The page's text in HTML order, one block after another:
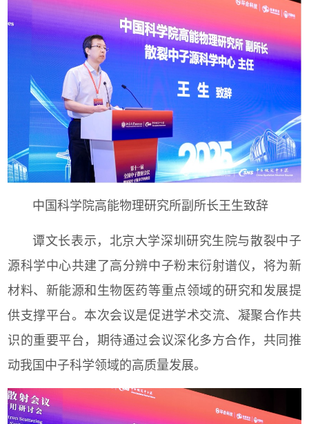
中国科学院高能物理研究所副所长王生致辞
谭文长表示，北京大学深圳研究生院与散裂中子
源科学中心共建了高分辨中子粉末衍射谱仪，将为新
材料、新能源和生物医药等重点领域的研究和发展提
供支撑平台。本次会议是促进学术交流、凝聚合作共
识的重要平台，期待通过会议深化多方合作，共同推
动我国中子科学领域的高质量发展。